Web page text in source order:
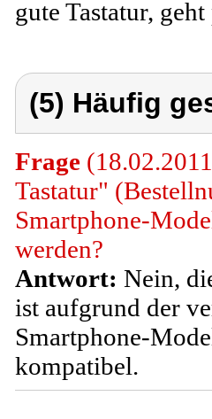
gute Tastatur,
(5) Häufig
Frage
Tastatur"
Smartphone-
werden?
Antwort: Nein,
ist aufgrund der
Smartphone-
kompatibel.